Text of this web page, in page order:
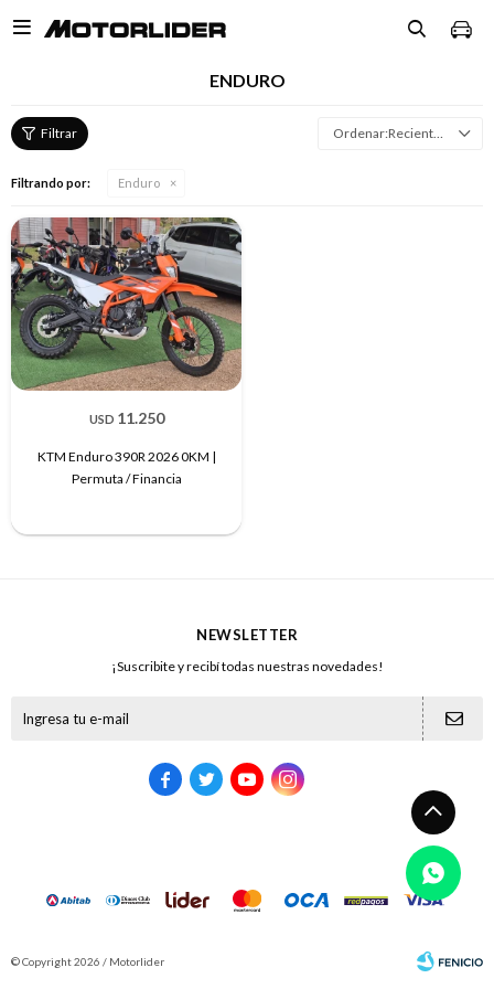

ENDURO
Recientes
Filtrando por: Enduro
USD 11.250
KTM Enduro 390R 2026 0KM |
Permuta / Financia
NEWSLETTER
¡Suscribite y recibí todas nuestras novedades!
   
© Copyright 2026 / Motorlider